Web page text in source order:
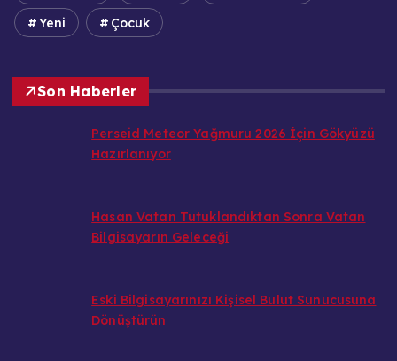
Yeni Çocuk
Son Haberler
Perseid Meteor Yağmuru 2026 İçin Gökyüzü
Hazırlanıyor
Hasan Vatan Tutuklandıktan Sonra Vatan
Bilgisayarın Geleceği
Eski Bilgisayarınızı Kişisel Bulut Sunucusuna
Dönüştürün